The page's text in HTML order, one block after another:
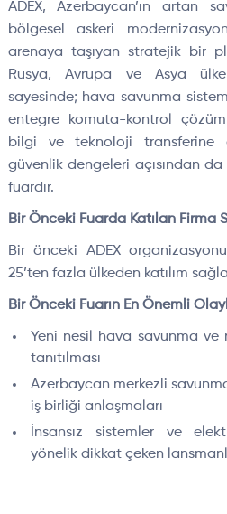
ADEX, Azerbaycan’ın artan
bölgesel askeri
arenaya taşıyan stratejik bir
Rusya, Avrupa ve Asya
sayesinde; hava savunma
entegre komuta-kontrol
bilgi ve teknoloji transferine
güvenlik dengeleri açısından
fuardır.
Bir Önceki Fuarda Katılan Firma
Bir önceki ADEX
25’ten fazla ülkeden katılım
Bir Önceki Fuarın En Önemli
Yeni nesil hava savunma ve
tanıtılması
Azerbaycan merkezli
iş birliği anlaşmaları
İnsansız sistemler ve
yönelik dikkat çeken